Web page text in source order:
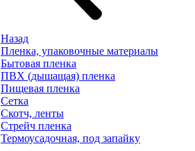
Назад
Пленка, упаковочные материалы
Бытовая пленка
ПВХ (дышащая) пленка
Пищевая пленка
Сетка
Скотч, ленты
Стрейч пленка
Термоусадочная, под запайку